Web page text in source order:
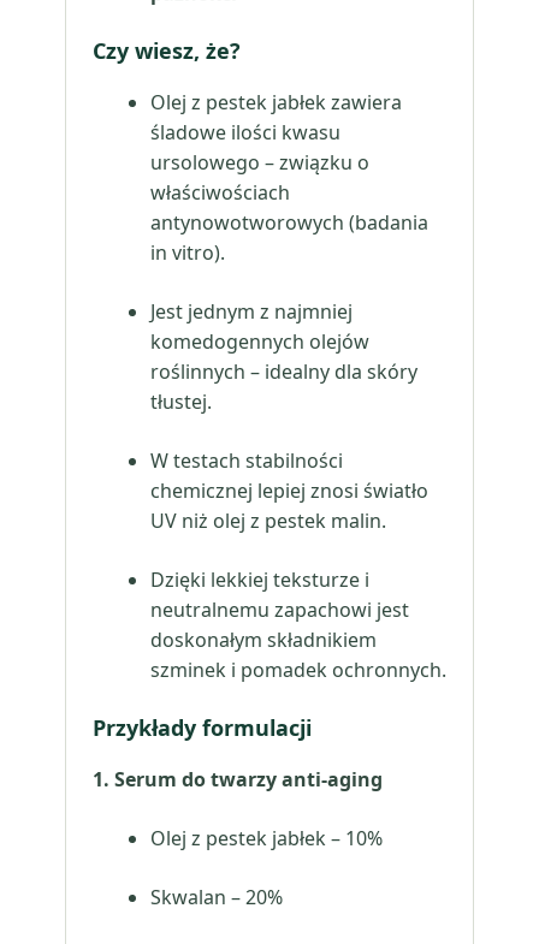
Czy wiesz, że?
Olej z pestek jabłek zawiera
śladowe ilości kwasu
ursolowego – związku o
właściwościach
antynowotworowych (badania
in vitro).
Jest jednym z najmniej
komedogennych olejów
roślinnych – idealny dla skóry
tłustej.
W testach stabilności
chemicznej lepiej znosi światło
UV niż olej z pestek malin.
Dzięki lekkiej teksturze i
neutralnemu zapachowi jest
doskonałym składnikiem
szminek i pomadek ochronnych.
Przykłady formulacji
1. Serum do twarzy anti-aging
Olej z pestek jabłek – 10%
Skwalan – 20%